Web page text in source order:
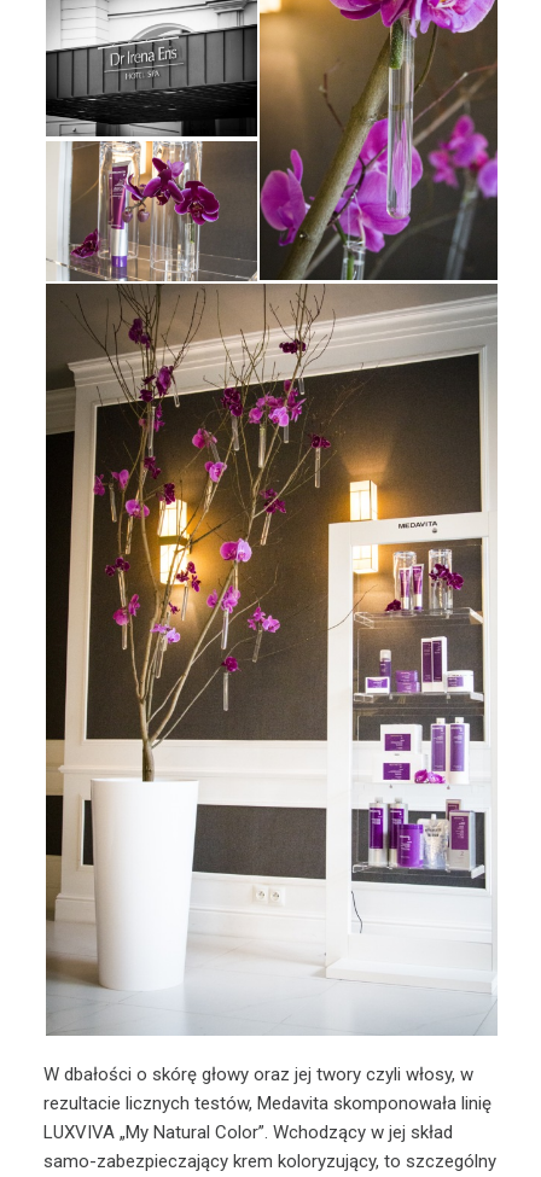
W dbałości o skórę głowy oraz jej twory czyli włosy, w
rezultacie licznych testów, Medavita skomponowała linię
LUXVIVA „My Natural Color”. Wchodzący w jej skład
samo-zabezpieczający krem koloryzujący, to szczególny